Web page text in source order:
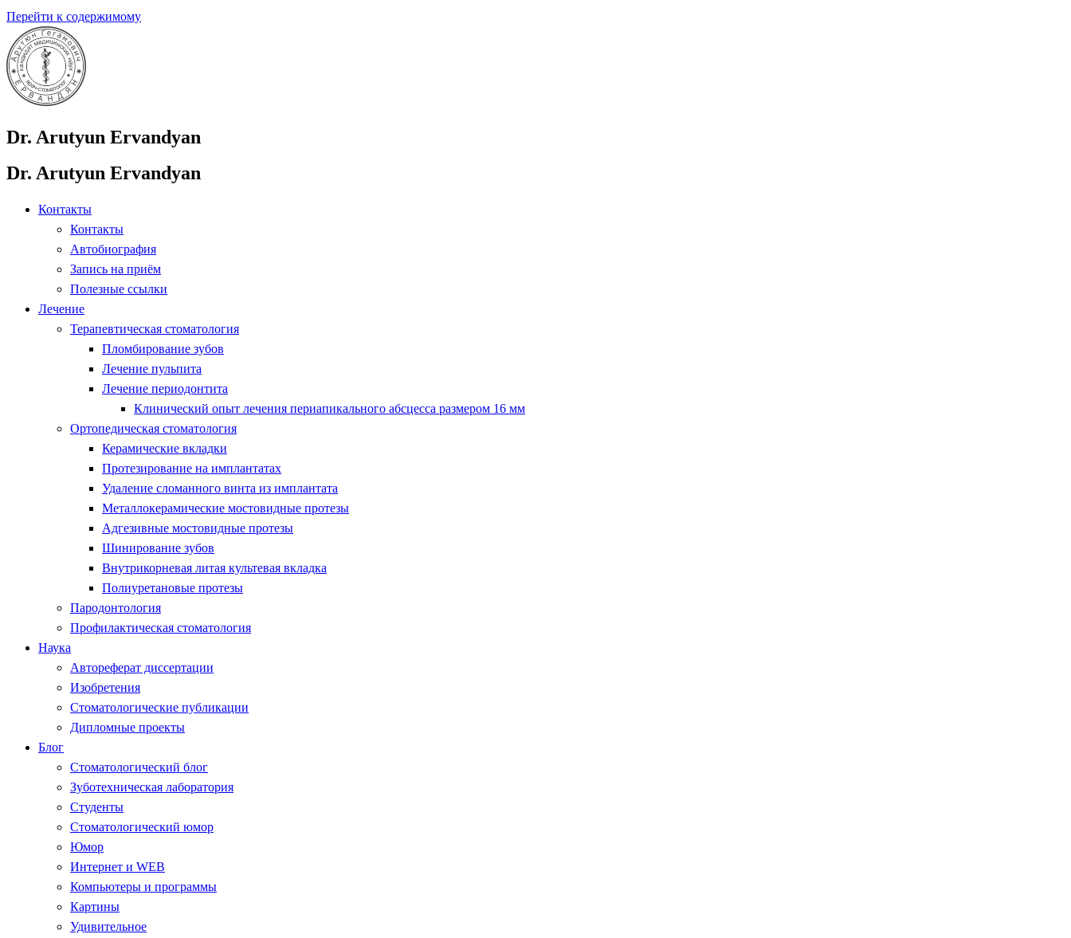
Перейти к содержимому
Dr. Arutyun Ervandyan
Dr. Arutyun Ervandyan
Контакты
Контакты
Автобиография
Запись на приём
Полезные ссылки
Лечение
Терапевтическая стоматология
Пломбирование зубов
Лечение пульпита
Лечение периодонтита
Клинический опыт лечения периапикального абсцесса размером 16 мм
Ортопедическая стоматология
Керамические вкладки
Протезирование на имплантатах
Удаление сломанного винта из имплантата
Металлокерамические мостовидные протезы
Адгезивные мостовидные протезы
Шинирование зубов
Внутрикорневая литая культевая вкладка
Полиуретановые протезы
Пародонтология
Профилактическая стоматология
Наука
Автореферат диссертации
Изобретения
Стоматологические публикации
Дипломные проекты
Блог
Стоматологический блог
Зуботехническая лаборатория
Студенты
Стоматологический юмор
Юмор
Интернет и WEB
Компьютеры и программы
Картины
Удивительное